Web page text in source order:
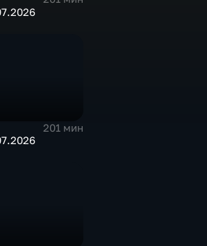
201 мин